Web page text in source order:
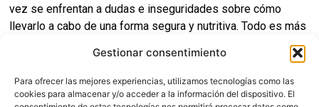
Gestionar consentimiento
Para ofrecer las mejores experiencias, utilizamos tecnologías como las
cookies para almacenar y/o acceder a la información del dispositivo. El
vez se enfrentan a dudas e inseguridades sobre cómo
llevarlo a cabo de una forma segura y nutritiva. Todo es más
fácil si dispones de la información necesaria y actualizada.
Cómo saber si mi bebé está preparado para iniciar la